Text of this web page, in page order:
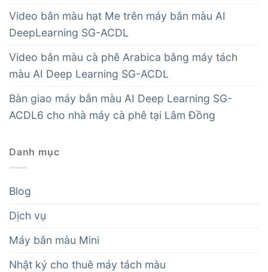
Video bắn màu hạt Me trên máy bắn màu AI
DeepLearning SG-ACDL
Video bắn màu cà phê Arabica bằng máy tách
màu AI Deep Learning SG-ACDL
Bàn giao máy bắn màu AI Deep Learning SG-
ACDL6 cho nhà máy cà phê tại Lâm Đồng
Danh mục
Blog
Dịch vụ
Máy bắn màu Mini
Nhật ký cho thuê máy tách màu